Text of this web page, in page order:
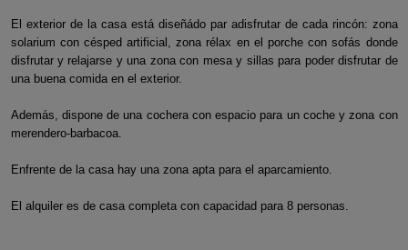
El exterior de la casa está diseñádo par adisfrutar de cada rincón: zona
solarium con césped artificial, zona rélax en el porche con sofás donde
disfrutar y relajarse y una zona con mesa y sillas para poder disfrutar de
una buena comida en el exterior.
Además, dispone de una cochera con espacio para un coche y zona con
merendero-barbacoa.
Enfrente de la casa hay una zona apta para el aparcamiento.
El alquiler es de casa completa con capacidad para 8 personas.